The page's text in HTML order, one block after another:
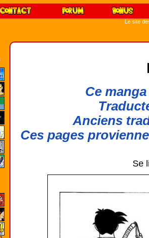
Le site
Ce
Anciens
Ces pages
Se